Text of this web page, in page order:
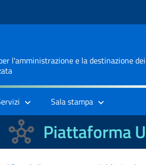
l'amministrazione e la destinazione
Sala stampa
Piattaforma